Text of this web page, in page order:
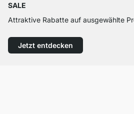
SALE
Attraktive Rabatte auf ausgewählte
Jetzt entdecken